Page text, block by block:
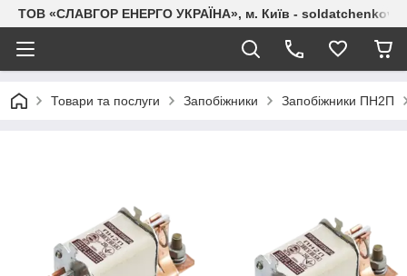
ТОВ «СЛАВГОР ЕНЕРГО УКРАЇНА», м. Київ -
Товари та послуги Запобіжники Запобіжники ПН2П